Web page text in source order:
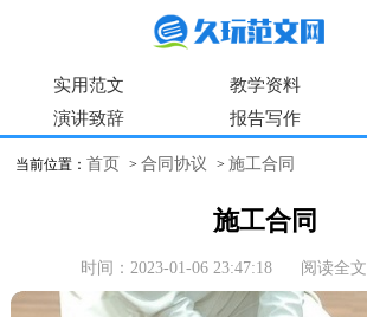
实用范文 教学资料
演讲致辞
报告写作
当前位置：首页 >合同协议 >施工合同
施工合同
时间：2023-01-06 23:47:18 阅读全文